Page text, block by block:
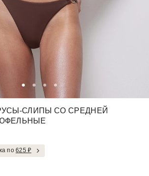
СЛИПЫ СО СРЕДНЕЙ
по625 ₽